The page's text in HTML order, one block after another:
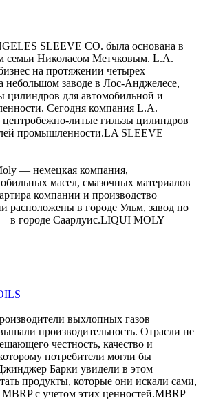
SLEEVE CO. была основана в
семьи Николасом Метчковым. L.A.
на протяжении четырех
небольшом заводе в Лос-Анджелесе,
цилиндров для автомобильной и
Сегодня компания L.A.
литые гильзы цилиндров
промышленности.LA SLEEVE
— немецкая компания,
масел, смазочных материалов
компании и производство
расположены в городе Ульм, завод по
в городе Саарлуис.LIQUI MOLY
выхлопных газов
производительность. Отрасли не
честность, качество и
потребители могли бы
Барки увидели в этом
продукты, которые они искали сами,
с учетом этих ценностей.MBRP